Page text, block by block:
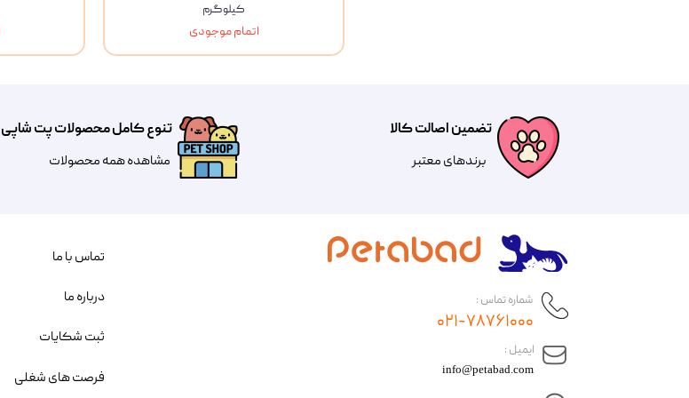
ونپی
کیلوگرم
اتمام موجودی
تضمین اصالت کالا
​​برندهای معتبر​​​​​​​
تنوع کامل محصولات پت شاپی
مشاهده همه محصولات
​ایمیل :
info@petabad.com
شماره تماس :
۰۲۱-۷۸۷۶۱۰۰۰
تماس با ما
درباره ما
ثبت شکایات
فرصت های شغلی